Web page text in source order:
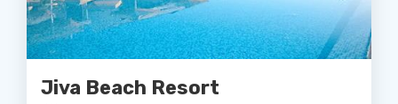
Jiva Beach Resort